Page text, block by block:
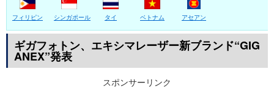
ス
キ
フィリピン シンガポール タイ ベトナム アセアン
ギガフォトン、エキシマレーザー新ブランド“GIG
ANEX”発表
スポンサーリンク